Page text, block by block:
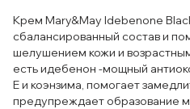
Крем Mary&May Idebenone
сбалансированный состав и
шелушением кожи и
есть идебенон -мощный
Е и коэнзима, помогает
предупреждает образование